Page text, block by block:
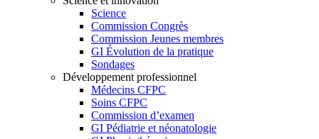
Science
Commission Congrès
Commission Jeunes membres
GI Évolution de la pratique
Sondages
Développement professionnel
Médecins CFPC
Soins CFPC
Commission d’examen
GI Pédiatrie et néonatologie